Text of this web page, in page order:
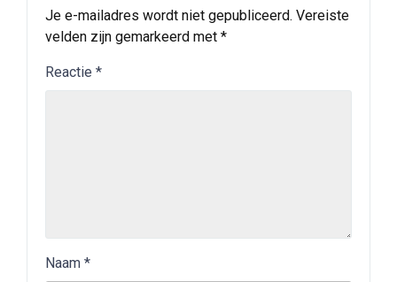
Je e-mailadres wordt niet gepubliceerd. Vereiste
velden zijn gemarkeerd met *
Reactie *
Naam *